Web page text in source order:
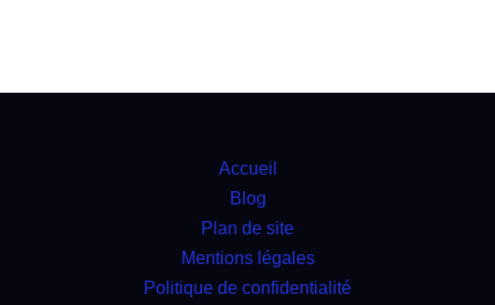
Accueil
Blog
Plan de site
Mentions légales
Politique de confidentialité